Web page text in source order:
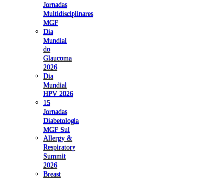
Jornadas
Multidisciplinares
MGF
Dia
Mundial
do
Glaucoma
2026
Dia
Mundial
HPV 2026
15
Jornadas
Diabetologia
MGF Sul
Allergy &
Respiratory
Summit
2026
Breast